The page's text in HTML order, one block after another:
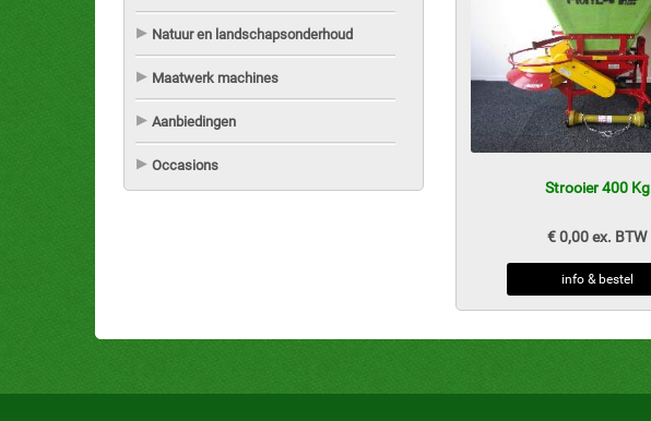
Natuur en landschapsonderhoud
Maatwerk machines
Aanbiedingen
Occasions
Strooier 400 Kg
€ 0,00 ex. BTW
info & bestel